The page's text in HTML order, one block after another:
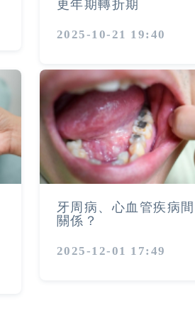
更年期轉折期
2025-10-21 19:40
牙周病、心血管疾病
關係？
2025-12-01 17:49